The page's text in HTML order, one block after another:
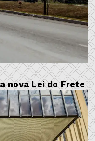
nova Lei do Frete